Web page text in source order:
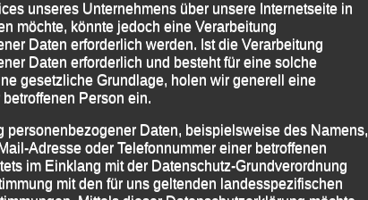
unseres Unternehmens über unsere Internetseite in
möchte, könnte jedoch eine Verarbeitung
Daten erforderlich werden. Ist die Verarbeitung
Daten erforderlich und besteht für eine solche
gesetzliche Grundlage, holen wir generell eine
Person ein.
personenbezogener Daten, beispielsweise des Namens,
Adresse oder Telefonnummer einer betroffenen
im Einklang mit der Datenschutz-Grundverordnung
mit den für uns geltenden landesspezifischen